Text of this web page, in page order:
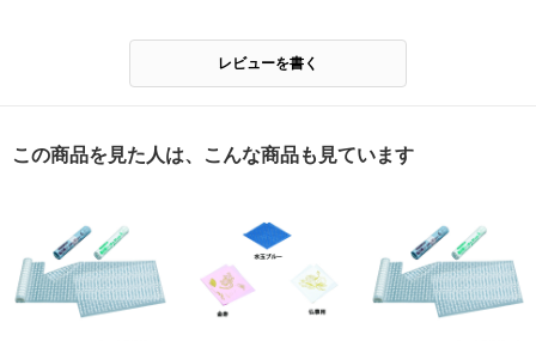
レビューを書く
この商品を見た人は、こんな商品も見ています